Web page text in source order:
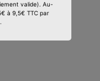
valide). Au-
à 9,5€ TTC par